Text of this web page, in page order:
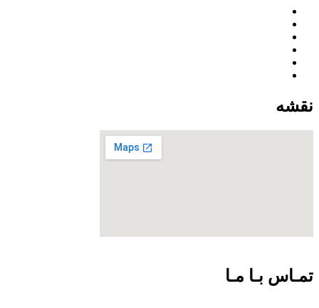
نقشه
تمـاس بـا مـا